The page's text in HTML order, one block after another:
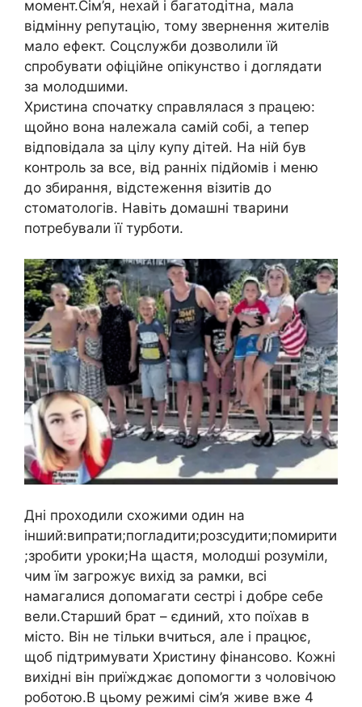
момент.Сім’я, нехай і багатодітна, мала
відмінну репутацію, тому звернення жителів
мало ефект. Соцслужби дозволили їй
спробувати офіційне опікунство і доглядати
за молодшими.
Христина спочатку справлялася з працею:
щойно вона належала самій собі, а тепер
відповідала за цілу купу дітей. На ній був
контроль за все, від ранніх підйомів і меню
до збирання, відстеження візитів до
стоматологів. Навіть домашні тварини
потребували її турботи.
Дні проходили схожими один на
інший:випрати;погладити;розсудити;помирити
;зробити уроки;На щастя, молодші розуміли,
чим їм загрожує вихід за рамки, всі
намагалися допомагати сестрі і добре себе
вели.Старший брат – єдиний, хто поїхав в
місто. Він не тільки вчиться, але і працює,
щоб підтримувати Христину фінансово. Кожні
вихідні він приїжджає допомогти з чоловічою
роботою.В цьому режимі сім’я живе вже 4